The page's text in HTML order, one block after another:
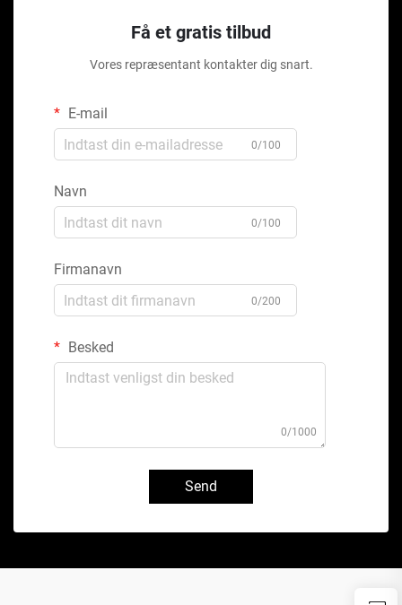
Få et gratis tilbud
Vores repræsentant kontakter dig snart.
E-mail
0/100
Navn
0/100
Firmanavn
0/200
Besked
0/1000
Send